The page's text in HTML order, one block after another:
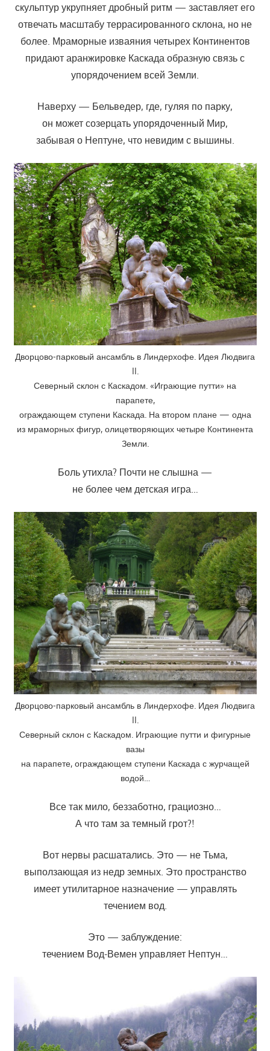
скульптур укрупняет дробный ритм — заставляет его
отвечать масштабу террасированного склона, но не
более. Мраморные изваяния четырех Континентов
придают аранжировке Каскада образную связь с
упорядочением всей Земли.
Наверху — Бельведер, где, гуляя по парку,
он может созерцать упорядоченный Мир,
забывая о Нептуне, что невидим с вышины.
Дворцово-парковый ансамбль в Линдерхофе. Идея Людвига
II.
Северный склон с Каскадом. «Играющие путти» на
парапете,
ограждающем ступени Каскада. На втором плане — одна
из мраморных фигур, олицетворяющих четыре Континента
Земли.
Боль утихла? Почти не слышна —
не более чем детская игра…
Дворцово-парковый ансамбль в Линдерхофе. Идея Людвига
II.
Северный склон с Каскадом. Играющие путти и фигурные
вазы
на парапете, ограждающем ступени Каскада с журчащей
водой…
Все так мило, беззаботно, грациозно…
А что там за темный грот?!
Вот нервы расшатались. Это — не Тьма,
выползающая из недр земных. Это пространство
имеет утилитарное назначение — управлять
течением вод.
Это — заблуждение:
течением Вод-Вемен управляет Нептун…